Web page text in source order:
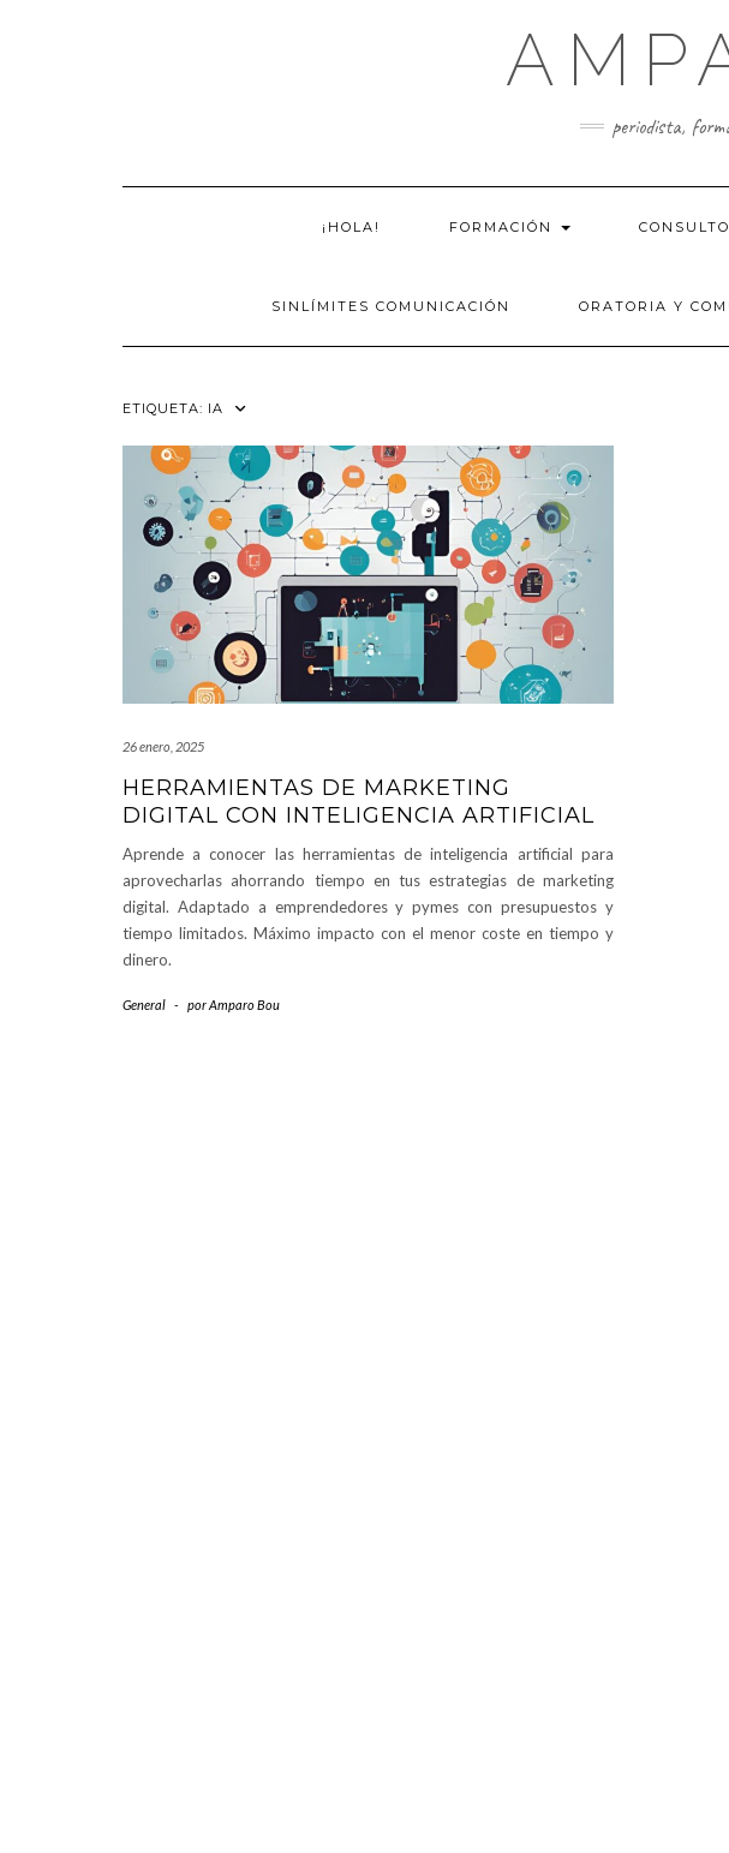
periodista,
¡HOLA! FORMACIÓN
SINLÍMITES COMUNICACIÓN ORATORIA Y
ETIQUETA: IA
26 enero, 2025
HERRAMIENTAS DE MARKETING
DIGITAL CON INTELIGENCIA ARTIFICIAL
Aprende a conocer las herramientas de inteligencia artificial para
aprovecharlas ahorrando tiempo en tus estrategias de marketing
digital. Adaptado a emprendedores y pymes con presupuestos y
tiempo limitados. Máximo impacto con el menor coste en tiempo y
dinero.
General - porAmparo Bou